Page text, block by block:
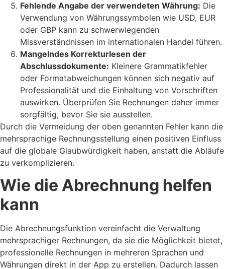
Fehlende Angabe der verwendeten Währung: Die
Verwendung von Währungssymbolen wie USD, EUR
oder GBP kann zu schwerwiegenden
Missverständnissen im internationalen Handel führen.
Mangelndes Korrekturlesen der
Abschlussdokumente: Kleinere Grammatikfehler
oder Formatabweichungen können sich negativ auf
Professionalität und die Einhaltung von Vorschriften
auswirken. Überprüfen Sie Rechnungen daher immer
sorgfältig, bevor Sie sie ausstellen.
Durch die Vermeidung der oben genannten Fehler kann die
mehrsprachige Rechnungsstellung einen positiven Einfluss
auf die globale Glaubwürdigkeit haben, anstatt die Abläufe
zu verkomplizieren.
Wie die Abrechnung helfen
kann
Die Abrechnungsfunktion vereinfacht die Verwaltung
mehrsprachiger Rechnungen, da sie die Möglichkeit bietet,
professionelle Rechnungen in mehreren Sprachen und
Währungen direkt in der App zu erstellen. Dadurch lassen